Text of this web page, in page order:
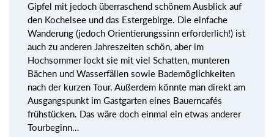
Gipfel mit jedoch überraschend schönem Ausblick auf
den Kochelsee und das Estergebirge. Die einfache
Wanderung (jedoch Orientierungssinn erforderlich!) ist
auch zu anderen Jahreszeiten schön, aber im
Hochsommer lockt sie mit viel Schatten, munteren
Bächen und Wasserfällen sowie Bademöglichkeiten
nach der kurzen Tour. Außerdem könnte man direkt am
Ausgangspunkt im Gastgarten eines Bauerncafés
frühstücken. Das wäre doch einmal ein etwas anderer
Tourbeginn…